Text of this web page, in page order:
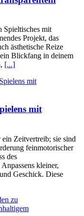
Spieltisches mit
Projekt, das
ästhetische Reize
Blickfang in deinem
[...]
mit
Zeitvertreib; sie sind
feinmotorischer
des
kleiner,
Geschick. Diese